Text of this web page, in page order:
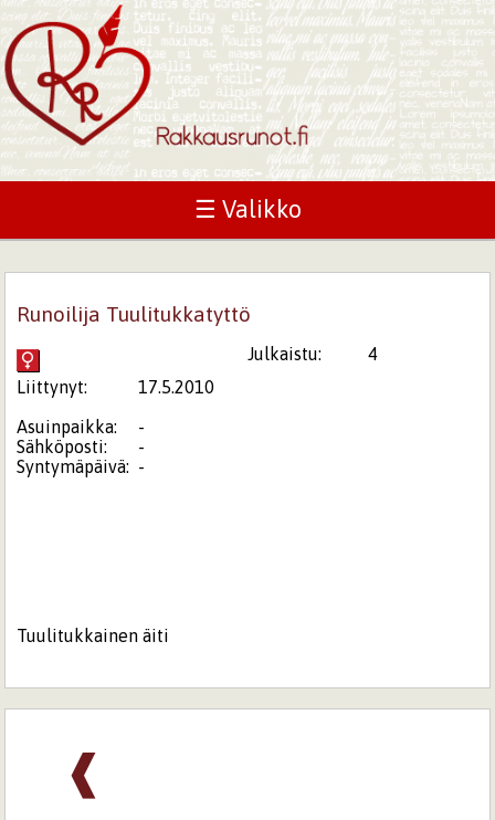
☰ Valikko
Runoilija Tuulitukkatyttö
Julkaistu:
4
Liittynyt:
17.5.2010
Asuinpaikka:
-
Sähköposti:
-
Syntymäpäivä: -
Tuulitukkainen äiti
❰